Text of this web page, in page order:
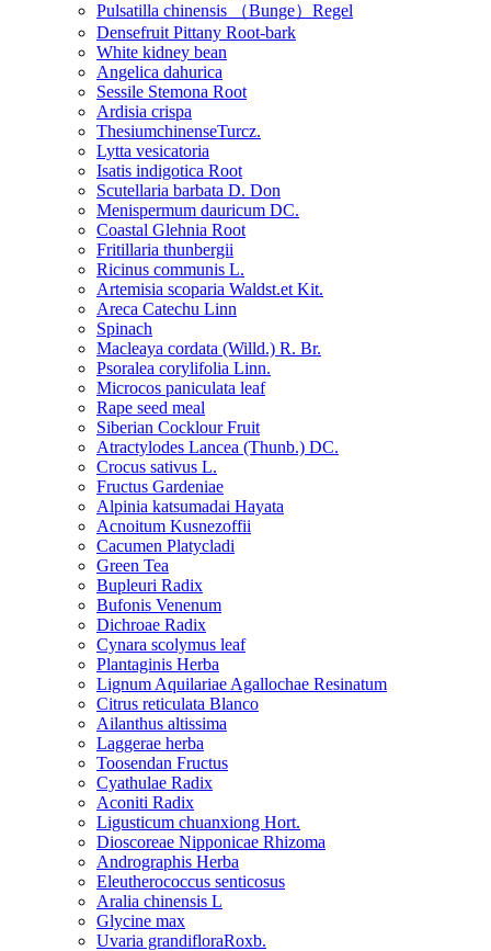
Pulsatilla chinensis （Bunge）Regel
Densefruit Pittany Root-bark
White kidney bean
Angelica dahurica
Sessile Stemona Root
Ardisia crispa
ThesiumchinenseTurcz.
Lytta vesicatoria
Isatis indigotica Root
Scutellaria barbata D. Don
Menispermum dauricum DC.
Coastal Glehnia Root
Fritillaria thunbergii
Ricinus communis L.
Artemisia scoparia Waldst.et Kit.
Areca Catechu Linn
Spinach
Macleaya cordata (Willd.) R. Br.
Psoralea corylifolia Linn.
Microcos paniculata leaf
Rape seed meal
Siberian Cocklour Fruit
Atractylodes Lancea (Thunb.) DC.
Crocus sativus L.
Fructus Gardeniae
Alpinia katsumadai Hayata
Acnoitum Kusnezoffii
Cacumen Platycladi
Green Tea
Bupleuri Radix
Bufonis Venenum
Dichroae Radix
Cynara scolymus leaf
Plantaginis Herba
Lignum Aquilariae Agallochae Resinatum
Citrus reticulata Blanco
Ailanthus altissima
Laggerae herba
Toosendan Fructus
Cyathulae Radix
Aconiti Radix
Ligusticum chuanxiong Hort.
Dioscoreae Nipponicae Rhizoma
Andrographis Herba
Eleutherococcus senticosus
Aralia chinensis L
Glycine max
Uvaria grandifloraRoxb.